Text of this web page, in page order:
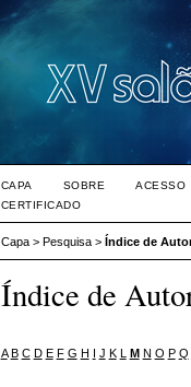
CAPA SOBRE
ACESSO
CERTIFICADO
Capa> Pesquisa> Índice de
Índice de
A B C D E F G H I J K L M N O P Q